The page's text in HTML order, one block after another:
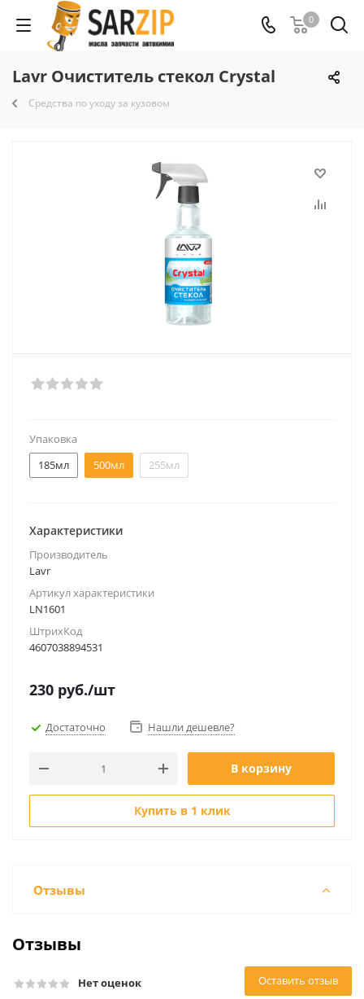
0
Lavr Очиститель стекол Crystal
Средства по уходу за кузовом
Упаковка
185мл
500мл 255мл
Характеристики
Производитель
Lavr
Артикул характеристики
LN1601
ШтрихКод
4607038894531
230 руб./шт
Достаточно Нашли дешевле?
В корзину
Купить в 1 клик
Отзывы
Отзывы
Нет оценок Оставить отзыв